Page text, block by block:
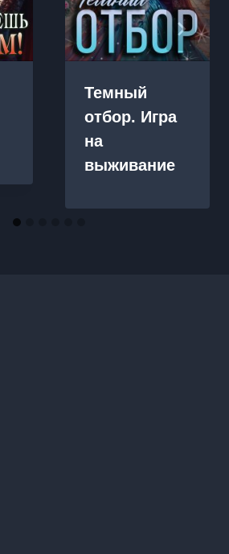
Темный
отбор. Игра
на
выживание